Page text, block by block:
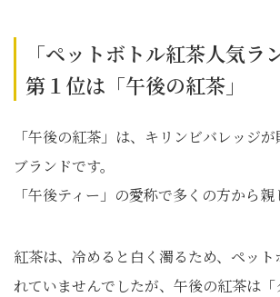
「ペットボトル紅茶人気ラ
第１位は「午後の紅茶」
「午後の紅茶」は、キリンビバレッジ
ブランドです。
「午後ティー」の愛称で多くの方から親
紅茶は、冷めると白く濁るため、ペッ
れていませんでしたが、午後の紅茶は「